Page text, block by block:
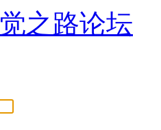
觉之路论坛